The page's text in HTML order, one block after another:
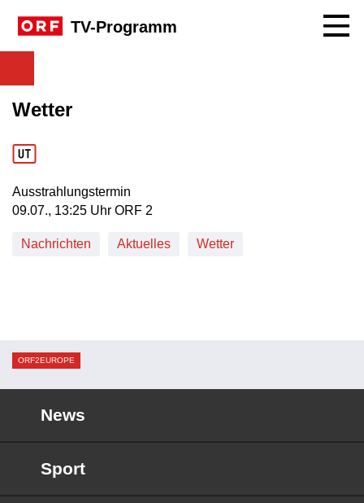
TV-Programm
Wetter
Ausstrahlungstermin
09. Juli, 13:25 Uhr in ORF 2
09.07., 13:25 Uhr ORF 2
Nachrichten Aktuelles Wetter
ORF2EUROPE
News
Sport